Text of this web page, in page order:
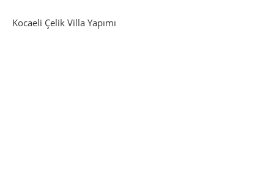
Kocaeli Çelik Villa Yapımı